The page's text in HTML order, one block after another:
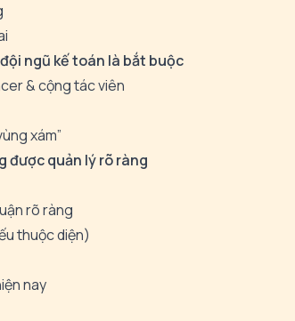
ngũ kế toán là bắt buộc
& cộng tác viên
xám”
được quản lý rõ ràng
rõ ràng
thuộc diện)
nay